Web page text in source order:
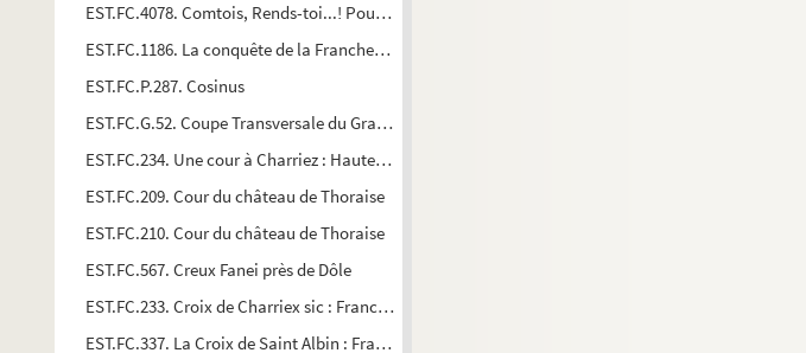
EST.FC.4078. Comtois, Rends-toi...! Pour tes Achats aux Docks Francs-Comtois
EST.FC.1186. La conquête de la Franche-Comté par Louis XIV : siège de Besançon
EST.FC.P.287. Cosinus
EST.FC.G.52. Coupe Transversale du Grand Hôtel Bellevue
EST.FC.234. Une cour à Charriez : Haute-Saône
EST.FC.209. Cour du château de Thoraise
EST.FC.210. Cour du château de Thoraise
EST.FC.567. Creux Fanei près de Dôle
EST.FC.233. Croix de Charriex sic : Franche-Comté
EST.FC.337. La Croix de Saint Albin : Franche-Comté